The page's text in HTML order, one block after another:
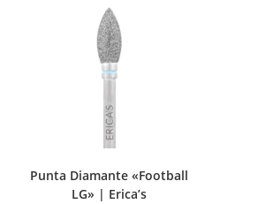
Punta Diamante «Football
LG» | Erica’s